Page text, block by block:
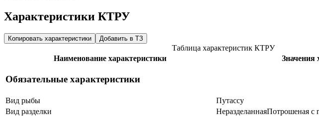
Характеристики КТРУ
Копировать характеристики Добавить в ТЗ
Таблица характеристик КТРУ
Наименование характеристики
Значения
Обязательные характеристики
Вид рыбы
Путассу
Вид разделки
НеразделаннаяПотрошеная с